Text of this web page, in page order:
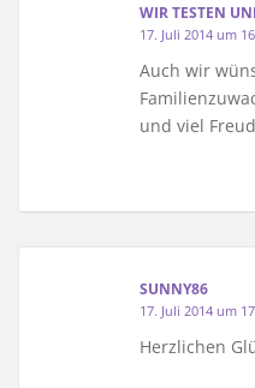
WIR TESTEN
17. Juli 2014 um
Auch wir
und viel
SUNNY86
17. Juli 2014 um
Herzlichen